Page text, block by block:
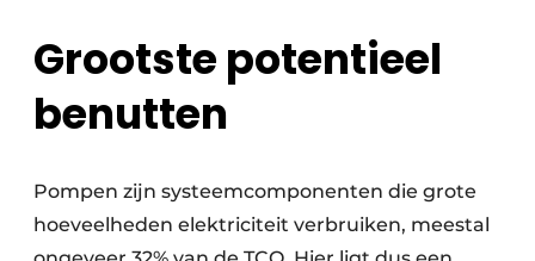
Grootste potentieel
benutten
Pompen zijn systeemcomponenten die grote
hoeveelheden elektriciteit verbruiken, meestal